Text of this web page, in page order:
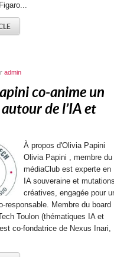
admin
co-anime un
de l’IA et
À propos d'Olivia Papini
Olivia Papini , membre du
médiaClub est experte en
IA souveraine et mutations
créatives, engagée pour
responsable. Membre du board
Toulon (thématiques IA et
co-fondatrice de Nexus Inari,